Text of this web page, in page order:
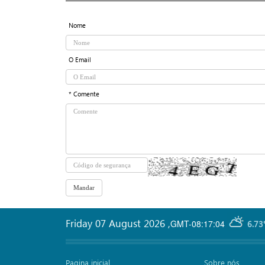
Nome
O Email
* Comente
GMT-08:17:04
Friday 07 August 2026 ,
Pagina inicial Sobre nós